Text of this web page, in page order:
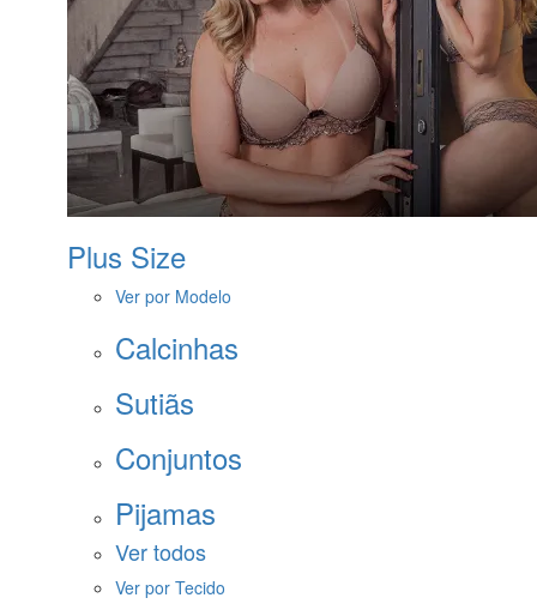
Plus Size
Ver por Modelo
Calcinhas
Sutiãs
Conjuntos
Pijamas
Ver todos
Ver por Tecido